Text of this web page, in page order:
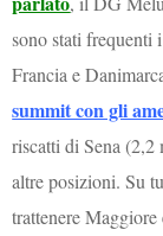
sono stati frequenti
Francia e
summit con gli
riscatti di Sena
altre posizioni. Su
trattenere